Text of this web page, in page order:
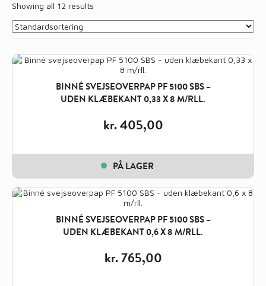
Showing all 12 results
BINNÉ SVEJSEOVERPAP PF 5100 SBS –
UDEN KLÆBEKANT 0,33 X 8 M/RLL.
kr.405,00
PÅ LAGER
BINNÉ SVEJSEOVERPAP PF 5100 SBS –
UDEN KLÆBEKANT 0,6 X 8 M/RLL.
kr.765,00